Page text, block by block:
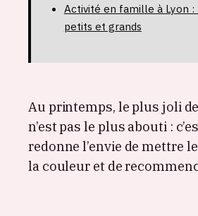
Activité en famille à Lyon :
petits et grands
Au printemps, le plus joli
n’est pas le plus abouti :
redonne l’envie de mettre
la couleur et de